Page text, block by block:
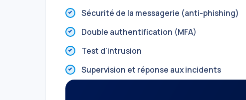
Sécurité de la messagerie (anti-phishing)
Double authentification (MFA)
Test d'intrusion
Supervision et réponse aux incidents